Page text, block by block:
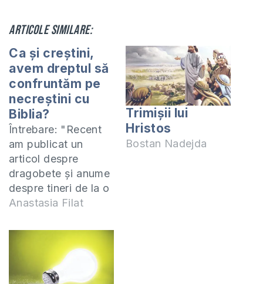
Articole similare:
Ca și creștini,
avem dreptul să
confruntăm pe
necreștini cu
Biblia?
Întrebare: "Recent
am publicat un
articol despre
dragobete și anume
despre tineri de la o
universitate din țară,
căsătorii fictive
pentru 24 de ore.
Am menționat în
articol că fapta lor e
Anastasia Filat
Trimişii lui
Hristos
Bostan Nadejda